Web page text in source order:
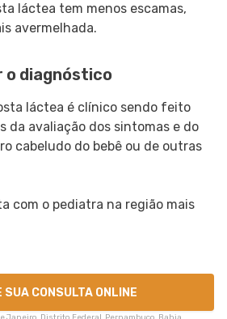
láctea tem menos escamas,
avermelhada.
o diagnóstico
láctea é clínico sendo feito
da avaliação dos sintomas e do
cabeludo do bebê ou de outras
com o pediatra na região mais
SUA CONSULTA ONLINE